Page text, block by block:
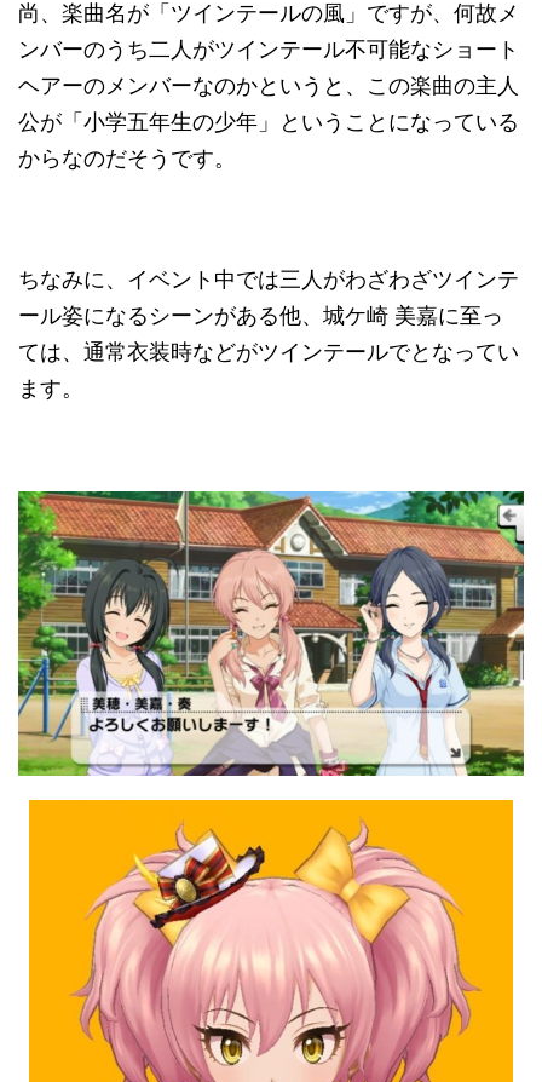
尚、楽曲名が「ツインテールの風」ですが、何故メ
ンバーのうち二人がツインテール不可能なショート
ヘアーのメンバーなのかというと、この楽曲の主人
公が「小学五年生の少年」ということになっている
からなのだそうです。
ちなみに、イベント中では三人がわざわざツインテ
ール姿になるシーンがある他、城ケ崎 美嘉に至っ
ては、通常衣装時などがツインテールでとなってい
ます。